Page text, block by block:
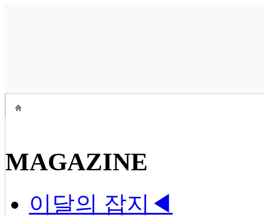
MAGAZINE
이달의 잡지 ◀